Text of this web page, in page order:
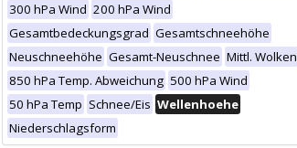
300 hPa Wind 200 hPa Wind
Gesamtbedeckungsgrad Gesamtschneehöhe
Neuschneehöhe Gesamt-Neuschnee Mittl. Wolken
850 hPa Temp. Abweichung 500 hPa Wind
50 hPa Temp Schnee/Eis Wellenhoehe
Niederschlagsform